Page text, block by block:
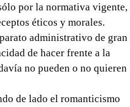
por la normativa vigente,
éticos y morales.
administrativo de gran
de hacer frente a la
no pueden o no quieren
de lado el romanticismo